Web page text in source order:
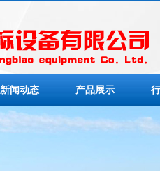
新闻动态 产品展示